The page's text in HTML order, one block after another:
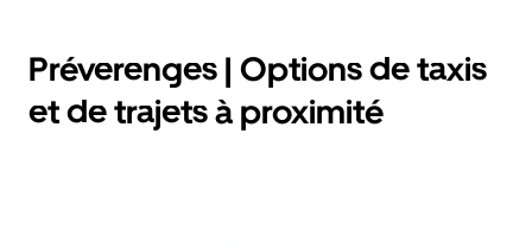
Préverenges | Options de taxis
et de trajets à proximité